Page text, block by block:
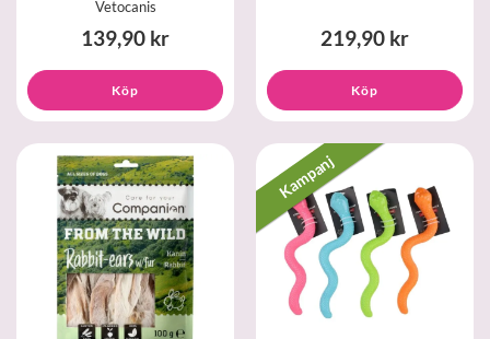
Vetocanis
139,90 kr
Köp
219,90 kr
Köp
Kampanj